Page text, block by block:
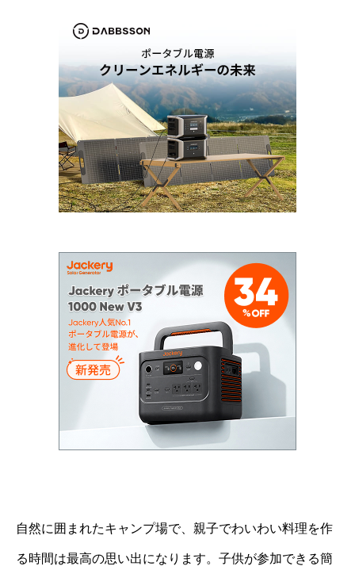
自然に囲まれたキャンプ場で、親子でわいわい料理を作
る時間は最高の思い出になります。子供が参加できる簡